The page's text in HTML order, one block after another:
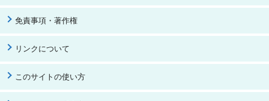
免責事項・著作権
リンクについて
このサイトの使い方